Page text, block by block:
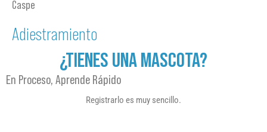
Caspe
Adiestramiento
¿TIENES UNA MASCOTA?
En Proceso, Aprende Rápido
Registrarlo es muy sencillo.